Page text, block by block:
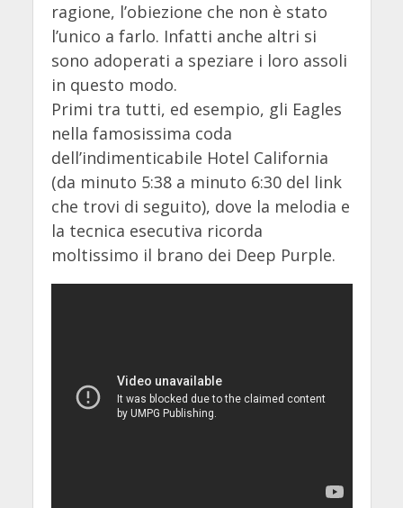
ragione, l’obiezione che non è stato
l’unico a farlo. Infatti anche altri si
sono adoperati a speziare i loro assoli
in questo modo.
Primi tra tutti, ed esempio, gli Eagles
nella famosissima coda
dell’indimenticabile Hotel California
(da minuto 5:38 a minuto 6:30 del link
che trovi di seguito), dove la melodia e
la tecnica esecutiva ricorda
moltissimo il brano dei Deep Purple.